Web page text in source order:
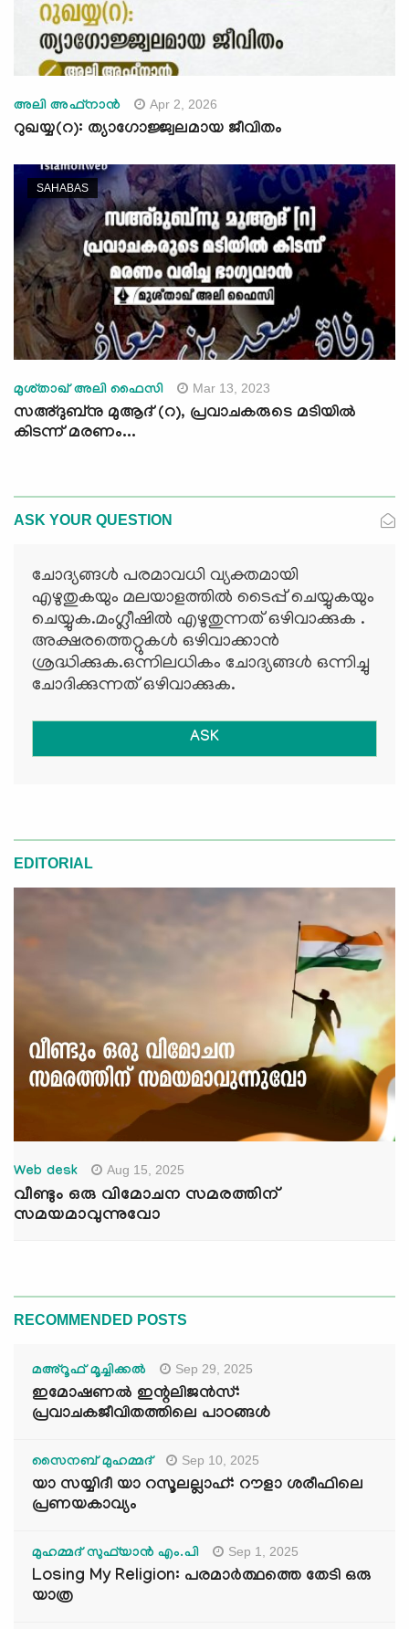
അലി അഫ്നാന്‍ Apr 2, 2026
റുഖയ്യ(റ): ത്യാഗോജ്ജ്വലമായ ജീവിതം
SAHABAS
മുശ്താഖ് അലി ഫൈസി Mar 13, 2023
സഅ്ദുബ്‌നു മുആദ് (റ), പ്രവാചകരുടെ മടിയില്‍
കിടന്ന് മരണം...
ASK YOUR QUESTION
ചോദ്യങ്ങള്‍ പരമാവധി വ്യക്തമായി
എഴുതുകയും മലയാളത്തില്‍ ടൈപ്പ് ചെയ്യുകയും
ചെയ്യുക.മംഗ്ലീഷില്‍ എഴുതുന്നത് ഒഴിവാക്കുക .
അക്ഷരത്തെറ്റുകള്‍ ഒഴിവാക്കാന്‍
ശ്രദ്ധിക്കുക.ഒന്നിലധികം ചോദ്യങ്ങള്‍ ഒന്നിച്ചു
ചോദിക്കുന്നത് ഒഴിവാക്കുക.
ASK
EDITORIAL
Web desk Aug 15, 2025
വീണ്ടും ഒരു വിമോചന സമരത്തിന്
സമയമാവുന്നുവോ
RECOMMENDED POSTS
മഅ്റൂഫ് മൂച്ചിക്കല്‍ Sep 29, 2025
ഇമോഷണൽ ഇന്റലിജൻസ്:
പ്രവാചകജീവിതത്തിലെ പാഠങ്ങൾ
സൈനബ് മുഹമ്മദ് Sep 10, 2025
യാ സയ്യിദീ യാ റസൂലല്ലാഹ്: റൗളാ ശരീഫിലെ
പ്രണയകാവ്യം
മുഹമ്മദ് സുഫ്‌യാൻ എം.പി Sep 1, 2025
Losing My Religion: പരമാർത്ഥത്തെ തേടി ഒരു
യാത്ര